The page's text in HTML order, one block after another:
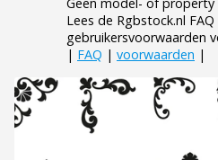
Lees de Rgbstock.nl FAQ
gebruikersvoorwaarden
| FAQ | voorwaarden |